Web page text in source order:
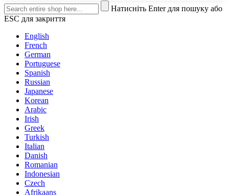
Натисніть Enter для пошуку або
ESC для закриття
English
French
German
Portuguese
Spanish
Russian
Japanese
Korean
Arabic
Irish
Greek
Turkish
Italian
Danish
Romanian
Indonesian
Czech
Afrikaans